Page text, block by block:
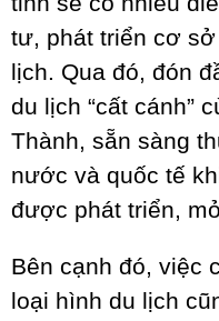
tư, phát triển cơ
lịch. Qua đó, đón
du lịch “cất cánh”
Thành, sẵn sàng
nước và quốc tế
được phát triển,
Bên cạnh đó, việc
loại hình du lịch